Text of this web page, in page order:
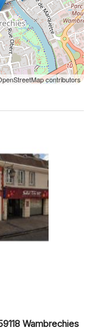
contributors
Wambrechies